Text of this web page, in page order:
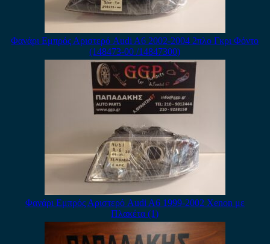
Φανάρι Εμπρός Αριστερό Audi A6 2002-2004 2πλο Γκρι Φόντο
(148473-00 /14847300)
Φανάρι Εμπρός Αριστερό Audi A6 1999-2002 Xenon με
Πλακέτα (1)